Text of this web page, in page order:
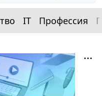
IT Профессия